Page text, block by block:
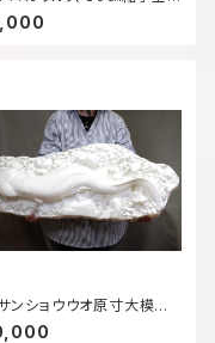
模型
ンショウウオ原寸大模型